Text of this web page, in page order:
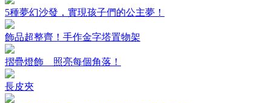
5種夢幻沙發，實現孩子們的公主夢！
飾品超整齊！手作金字塔置物架
摺疊燈飾 照亮每個角落！
長皮夾